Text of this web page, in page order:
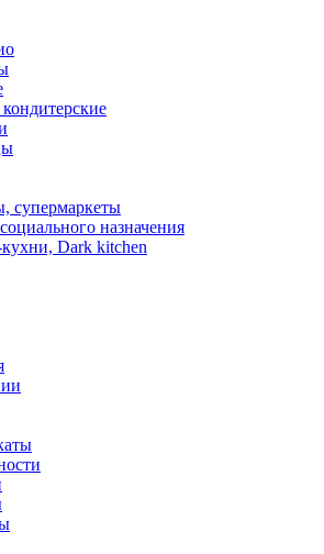
супермаркеты
назначения
Dark kitchen